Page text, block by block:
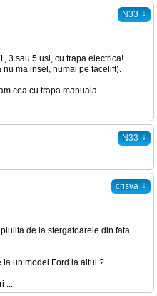
N33 ↓
3 sau 5 usi, cu trapa electrica!
ma insel, numai pe facelift).
cea cu trapa manuala.
N33 ↓
crisva ↓
de la stergatoarele din fata
la un model Ford la altul ?
...